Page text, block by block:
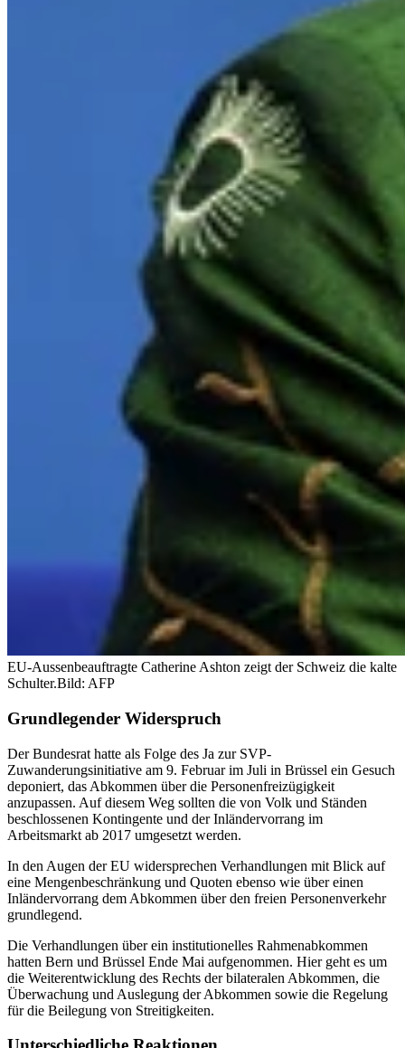
EU-Aussenbeauftragte Catherine Ashton zeigt der Schweiz die kalte
Schulter.Bild: AFP
Grundlegender Widerspruch
Der Bundesrat hatte als Folge des Ja zur SVP-
Zuwanderungsinitiative am 9. Februar im Juli in Brüssel ein Gesuch
deponiert, das Abkommen über die Personenfreizügigkeit
anzupassen. Auf diesem Weg sollten die von Volk und Ständen
beschlossenen Kontingente und der Inländervorrang im
Arbeitsmarkt ab 2017 umgesetzt werden.
In den Augen der EU widersprechen Verhandlungen mit Blick auf
eine Mengenbeschränkung und Quoten ebenso wie über einen
Inländervorrang dem Abkommen über den freien Personenverkehr
grundlegend.
Die Verhandlungen über ein institutionelles Rahmenabkommen
hatten Bern und Brüssel Ende Mai aufgenommen. Hier geht es um
die Weiterentwicklung des Rechts der bilateralen Abkommen, die
Überwachung und Auslegung der Abkommen sowie die Regelung
für die Beilegung von Streitigkeiten.